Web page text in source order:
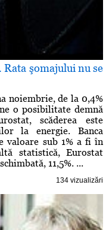
şomajului nu se
noiembrie, de la 0,4%
o posibilitate demnă
scăderea este
la energie. Banca
valoare sub 1% a fi în
statistică, Eurostat
11,5%. ...
134 vizualizări